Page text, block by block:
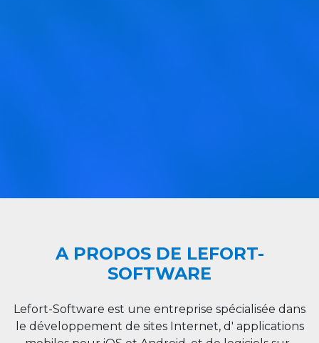
A PROPOS DE LEFORT-
SOFTWARE
Lefort-Software est une entreprise spécialisée dans
le développement de sites Internet, d' applications